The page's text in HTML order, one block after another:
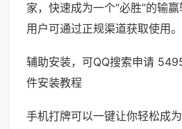
家，快速成为一个“必胜”的输
用户可通过正规渠道获取使用。
辅助安装，可QQ搜索申请
件安装教程
手机打牌可以一键让你轻松成